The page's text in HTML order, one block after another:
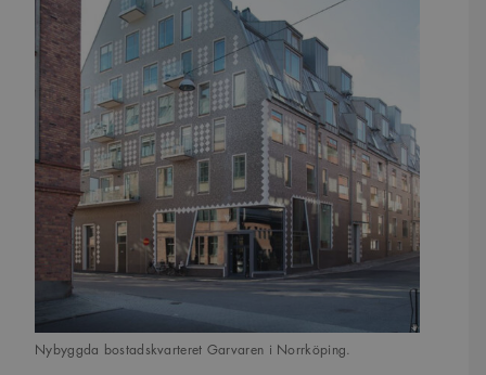
Nybyggda bostadskvarteret Garvaren i Norrköping.